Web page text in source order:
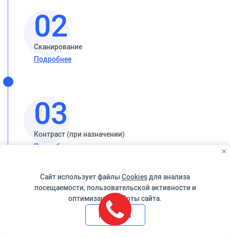
02
Сканирование
Подробнее
03
Контраст (при назначении)
Подробнее
04
Сайт использует файлы Cookiesдля анализа
посещаемости, пользовательской активности и
оптимизации работы сайта.
Принять